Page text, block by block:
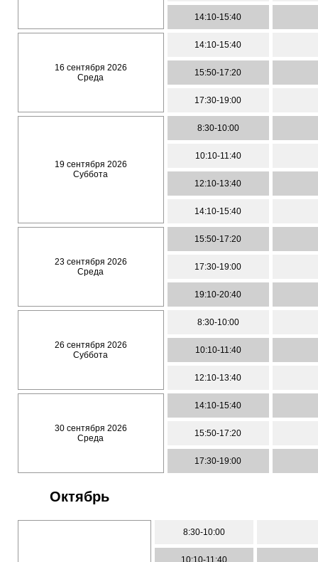
14:10-15:40
16 сентября 2026
Среда
14:10-15:40
15:50-17:20
17:30-19:00
19 сентября 2026
Суббота
8:30-10:00
10:10-11:40
12:10-13:40
14:10-15:40
23 сентября 2026
Среда
15:50-17:20
17:30-19:00
19:10-20:40
26 сентября 2026
Суббота
8:30-10:00
10:10-11:40
12:10-13:40
30 сентября 2026
Среда
14:10-15:40
15:50-17:20
17:30-19:00
Октябрь
8:30-10:00